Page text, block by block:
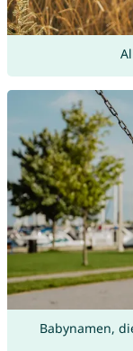
Babynamen,